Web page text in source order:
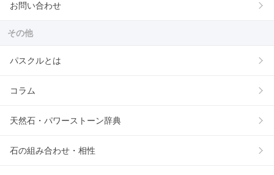
お問い合わせ
その他
パスクルとは
コラム
天然石・パワーストーン辞典
石の組み合わせ・相性